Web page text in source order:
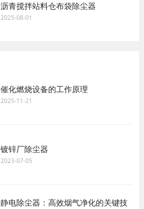
沥青搅拌站料仓布袋除尘器
2025-08-01
催化燃烧设备的工作原理
2025-11-21
镀锌厂除尘器
2023-07-05
静电除尘器：高效烟气净化的关键技